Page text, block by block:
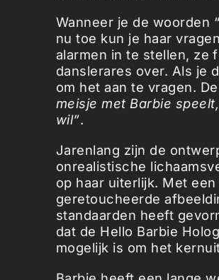
Wanneer je de woorden
nu toe kun je haar
alarmen in te stellen, ze
danslerares over. Als je
om het aan te vragen.
meisje met Barbie
wil”.
Jarenlang zijn de
onrealistische
op haar uiterlijk. Met
geretoucheerde
standaarden heeft
dat de Hello Barbie
mogelijk is om het